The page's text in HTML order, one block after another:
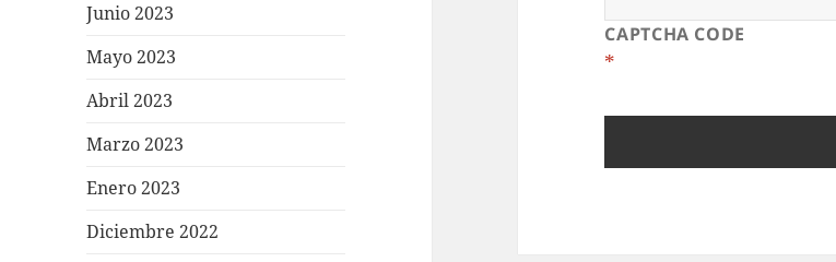
Junio 2023
Mayo 2023
Abril 2023
Marzo 2023
Enero 2023
Diciembre 2022
CAPTCHA CODE
*